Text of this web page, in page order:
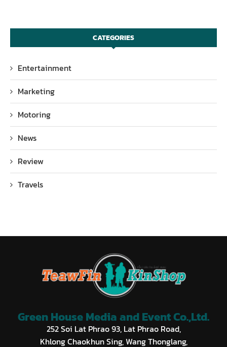
CATEGORIES
Entertainment
Marketing
Motoring
News
Review
Travels
Green House Media and Event Co.,Ltd.
252 Soi Lat Phrao 93, Lat Phrao Road,
Khlong Chaokhun Sing, Wang Thonglang,